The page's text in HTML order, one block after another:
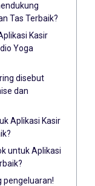
Tas Terbaik?
Kasir
Yoga
disebut
dan
Aplikasi Kasir
untuk Aplikasi
pengeluaran!